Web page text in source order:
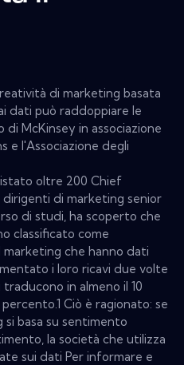
di marketing basata
dati può raddoppiare le
McKinsey in associazione
e l'Associazione degli
oltre 200 Chief
di marketing senior
di studi, ha scoperto che
classificato come
che hanno dati
i loro ricavi due volte
in almeno il 10
Ciò è ragionato: se
basa su sentimento
la società che utilizza
sui dati Per informare e